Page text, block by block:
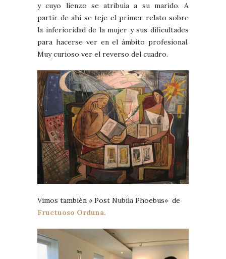
y cuyo lienzo se atribuía a su marido. A
partir de ahí se teje el primer relato sobre
la inferioridad de la mujer y sus dificultades
para hacerse ver en el ámbito profesional.
Muy curioso ver el reverso del cuadro.
Vimos también » Post Nubila Phoebus» de
Fructuoso Orduna.